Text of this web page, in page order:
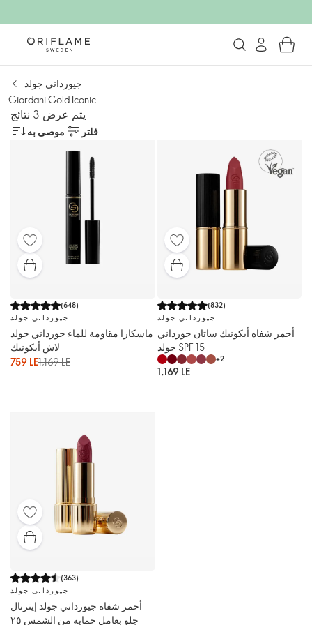
جيورداني جولد
Giordani Gold Iconic
يتم عرض 3 نتائج
موصى به فلتر
(648)
جيورداني جولد
ماسكارا مقاومة للماء جورداني جولد
لاش أيكونيك
759 LE1,169 LE
(832)
جيورداني جولد
أحمر شفاه أيكونيك ساتان جورداني
جولد SPF 15
+2
1,169 LE
(363)
جيورداني جولد
أحمر شفاه جيورداني جولد إيترنال
جلو بعامل حمايه من الشمس ٢٥